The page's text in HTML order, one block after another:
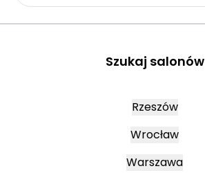
Szukaj salonów
Rzeszów
Wrocław
Warszawa